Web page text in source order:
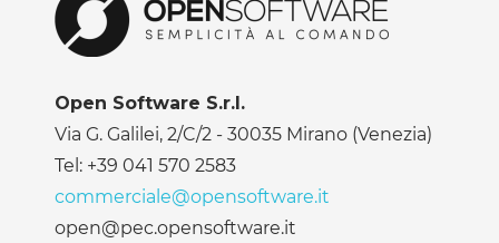
Open Software S.r.l.
Via G. Galilei, 2/C/2 - 30035 Mirano (Venezia)
Tel: +39 041 570 2583
commerciale@opensoftware.it
open@pec.opensoftware.it